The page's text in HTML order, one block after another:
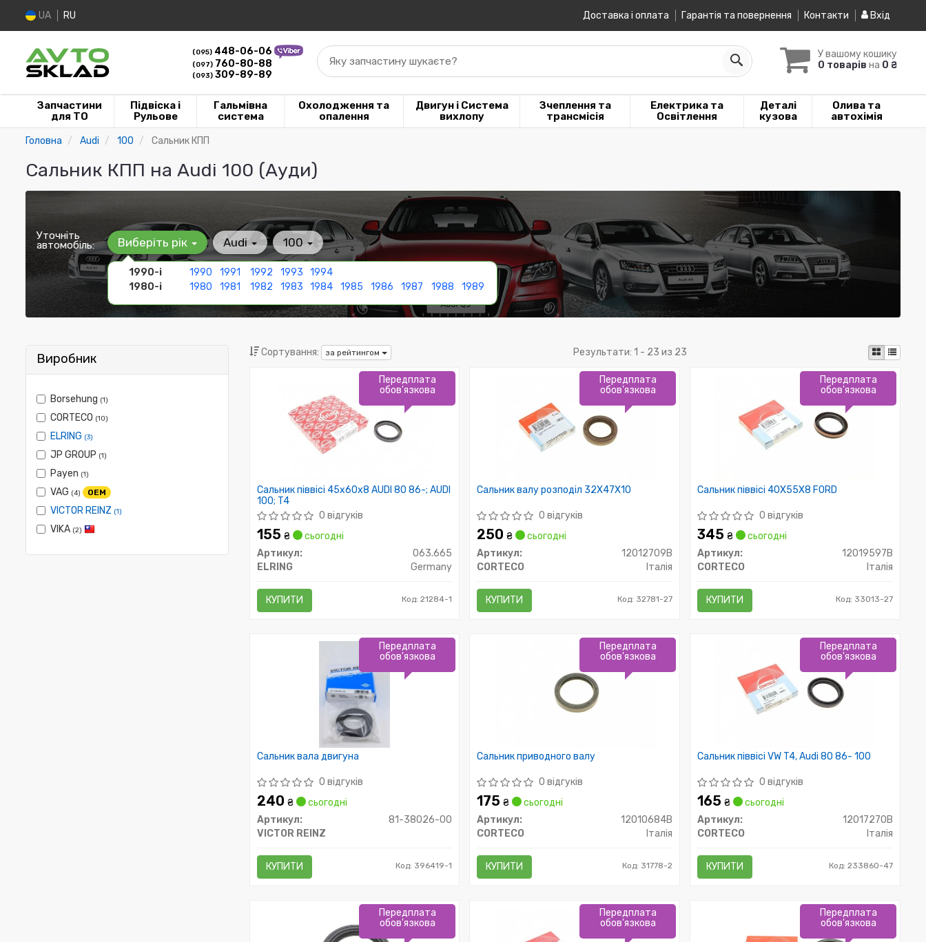
UA RU Доставка і оплата Гарантія та повернення Контакти Вхід
(095) 448-06-06
(097) 760-80-88
(093) 309-89-89
У вашому кошику
0 товарів на 0 ₴
Яку запчастину шукаєте?
Запчастини
для ТО
Підвіска і
Рульове
Гальмівна
система
Охолодження та
опалення
Двигун і Система
вихлопу
Зчеплення та
трансмісія
Електрика та
Освітлення
Деталі
кузова
Олива та
автохімія
Головна Audi 100 Сальник КПП
Сальник КПП на Audi 100 (Ауди)
Уточніть
автомобіль: Виберіть рік
1990-і 1990 1991 1992 1993
1994
1980-і
1980 1981 1982 1983 1984 1985 1986 1987 1988 1989
Audi 100
Виробник
Borsehung (1)
CORTECO (10)
ELRING (3)
JP GROUP (1)
Payen (1)
VAG (4) OEM
VICTOR REINZ (1)
VIKA (2)
Сортування: за рейтингом Результати: 1 - 23 из 23
Сальник піввісі 45x60x8 AUDI 80 86-; AUDI
100; T4
0 відгуків
155 ₴
сьогодні
Артикул:
063.665
ELRING
Germany
КУПИТИ Код: 21284-1
Передплата
обов'язкова
Сальник валу розподіл 32X47X10
0 відгуків
250₴
сьогодні
Артикул:
12012709B
CORTECO
Італія
КУПИТИ Код: 32781-27
Передплата
обов'язкова
Сальник піввісі 40X55X8 FORD
0 відгуків
345₴
сьогодні
Артикул:
12019597B
CORTECO
Італія
КУПИТИ Код: 33013-27
Передплата
обов'язкова
Сальник вала двигуна
0 відгуків
240 ₴
сьогодні
Артикул:
81-38026-00
VICTOR REINZ
КУПИТИ Код: 396419-1
Передплата
обов'язкова
Сальник приводного валу
0 відгуків
175₴
сьогодні
Артикул:
12010684B
CORTECO
Італія
КУПИТИ Код: 31778-2
Передплата
обов'язкова
Сальник піввісі VW T4, Audi 80 86- 100
0 відгуків
165₴
сьогодні
Артикул:
12017270B
CORTECO
Італія
КУПИТИ Код: 233860-47
Передплата
обов'язкова
Передплата
обов'язкова
Передплата
обов'язкова
Передплата
обов'язкова